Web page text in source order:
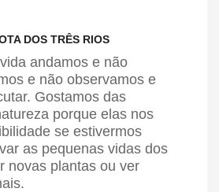
DOS TRÊS RIOS
andamos e não
e não observamos e
Gostamos das
porque elas nos
se estivermos
as pequenas vidas dos
novas plantas ou ver